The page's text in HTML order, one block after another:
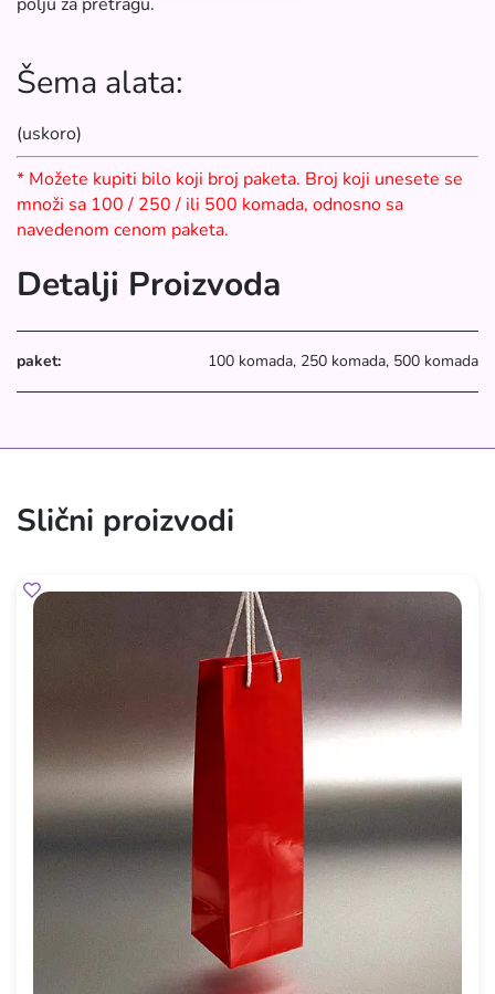
Šema alata:
(uskoro)
* Možete kupiti bilo koji broj paketa. Broj koji unesete se
množi sa 100 / 250 / ili 500 komada, odnosno sa
navedenom cenom paketa.
Detalji Proizvoda
paket: 100 komada, 250 komada, 500 komada
Slični proizvodi